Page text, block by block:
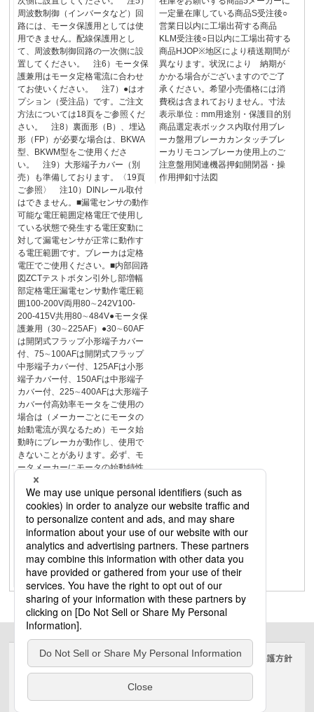
周波数制御（インバータなど）回
路には、モータ保護用としては使
用できません。配線保護用とし
て、周波数制御回路の一次側に設
置してください。 注6）モータ保
護兼用はモータ定格電流に合わせ
てお使いください。 注7）●はオ
プション（受注品）です。ご注文
方法については18頁をご参照くだ
さい。 注8）裏面形（B）、埋込
形（FP）が必要な場合は、BKWA
型、BKWM型をご使用くださ
い。 注9）大形端子カバー（別
売）も準備しております。〈19頁
ご参照〉 注10）DINレール取付
はできません。■漏電センサの動作
可能な電圧範囲定格電圧で使用し
ている状態で発生する電圧変動に
対して漏電センサが正常に動作す
る電圧範囲です。ブレーカは定格
電圧でご使用ください。■内部回路
図ZCTテストボタン引外し部増幅
部定格電圧漏電センサ動作電圧範
囲100-200V両用80∼242V100-
200-415V共用80∼484V●モータ保
護兼用（30∼225AF）●30∼60AF
は開閉式フラップ小形端子カバー
付、75∼100AFは開閉式フラップ
中形端子カバー付、125AFは小形
端子カバー付、150AFは中形端子
カバー付、225∼400AFは大形端子
カバー付高効率モータをご使用の
場合は（メーカーごとにモータの
始動電流が異なるため）モータ始
動時にブレーカが動作し、使用で
きないことがあります。必ず、モ
ータメーカーにモータの始動特性
を確認のうえ、ご使用ください。
商品本体に適用電動機容量は記載
しておりません。12寸法表示単
位：mm用途別・保護目的別商品選
定表ボックス内取付用ブレーカ盤
用ブレーカカンタッチブレーカリ
モコンブレーカ使用上のご注意盤
用関連機器押釦開閉器・操作用押
釦寸法図
一定量在庫している商品S受注後○
営業日以内に工場出荷する商品
KLM受注後○日以内に工場出荷する
商品HJOP※地区により積送期間が
異なります。状況により 納期が
かかる場合がございますのでご了
承ください。希望小売価格には消
費税は含まれておりません。寸法
表示単位：mm用途別・保護目的別
商品選定表ボックス内取付用ブレ
ーカ盤用ブレーカカンタッチブレ
ーカリモコンブレーカ使用上のご
注意盤用関連機器押釦開閉器・操
作用押釦寸法図
サイトのご利用にあたって クッキーポリシー 個人情報保護方針
電気・建築設備（ビジネス）
© Panasonic Electric Works Co., Ltd.